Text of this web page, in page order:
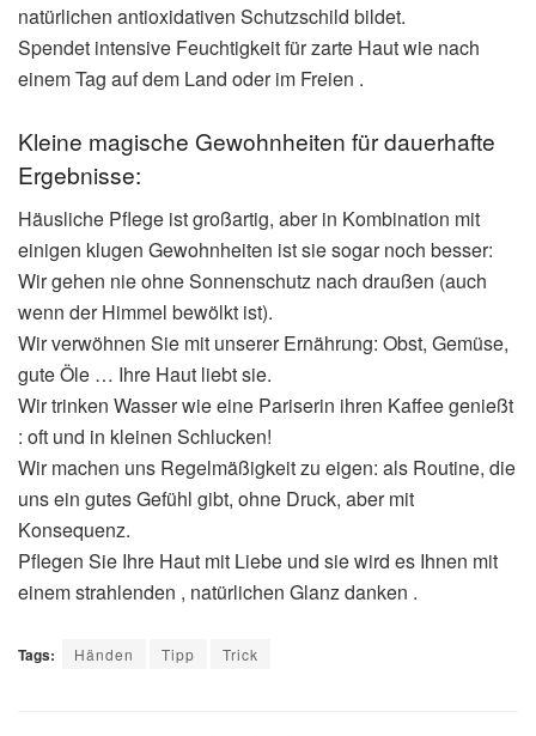
natürlichen antioxidativen Schutzschild bildet.
Spendet intensive Feuchtigkeit für zarte Haut wie nach
einem Tag auf dem Land oder im Freien .
Kleine magische Gewohnheiten für dauerhafte
Ergebnisse:
Häusliche Pflege ist großartig, aber in Kombination mit
einigen klugen Gewohnheiten ist sie sogar noch besser:
Wir gehen nie ohne Sonnenschutz nach draußen (auch
wenn der Himmel bewölkt ist).
Wir verwöhnen Sie mit unserer Ernährung: Obst, Gemüse,
gute Öle … Ihre Haut liebt sie.
Wir trinken Wasser wie eine Pariserin ihren Kaffee genießt
: oft und in kleinen Schlucken!
Wir machen uns Regelmäßigkeit zu eigen: als Routine, die
uns ein gutes Gefühl gibt, ohne Druck, aber mit
Konsequenz.
Pflegen Sie Ihre Haut mit Liebe und sie wird es Ihnen mit
einem strahlenden , natürlichen Glanz danken .
Tags: Händen Tipp Trick